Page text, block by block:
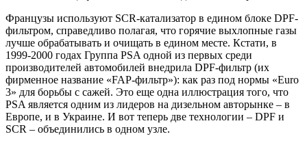
Французы используют SCR-катализатор в едином блоке DPF-
фильтром, справедливо полагая, что горячие выхлопные газы
лучше обрабатывать и очищать в едином месте. Кстати, в
1999-2000 годах Группа PSA одной из первых среди
производителей автомобилей внедрила DPF-фильтр (их
фирменное название «FAP-фильтр»): как раз под нормы «Euro
3» для борьбы с сажей. Это еще одна иллюстрация того, что
PSA является одним из лидеров на дизельном авторынке – в
Европе, и в Украине. И вот теперь две технологии – DPF и
SCR – объединились в одном узле.